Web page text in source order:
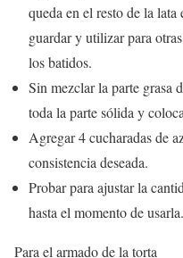
queda en el resto de la lata
guardar y utilizar para
los batidos.
Sin mezclar la parte grasa
toda la parte sólida y
Agregar 4 cucharadas de
consistencia deseada.
Probar para ajustar la
hasta el momento de usarla.
Para el armado de la torta